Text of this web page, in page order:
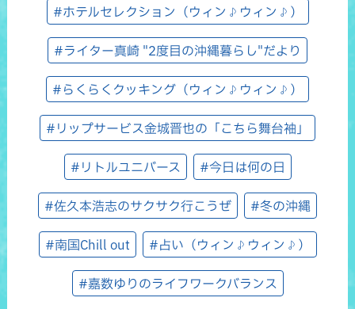
#ホテルセレクション（ウィン♪ウィン♪）
#ライター真崎 "2度目の沖縄暮らし"だより
#らくらくクッキング（ウィン♪ウィン♪）
#リップサービス金城晋也の「こちら舞台袖」
#リトルユニバース #今日は何の日
#佐久本浩志のサクサク行こうぜ #冬の沖縄
#南国Chill out #占い（ウィン♪ウィン♪）
#嘉数ゆりのライフワークバランス